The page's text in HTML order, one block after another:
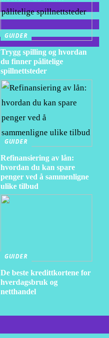
GUIDER
Trygg spilling og hvordan
du finner pålitelige
spillnettsteder
GUIDER
Refinansiering av lån:
hvordan du kan spare
penger ved å sammenligne
ulike tilbud
GUIDER
De beste kredittkortene for
hverdagsbruk og
netthandel